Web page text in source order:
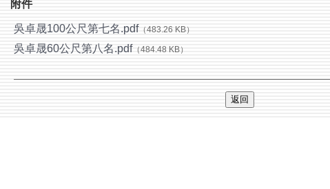
附件
吳卓晟100公尺第七名.pdf（483.26 KB）
吳卓晟60公尺第八名.pdf（484.48 KB）
返回